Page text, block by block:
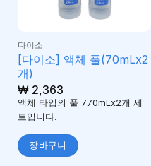
다이소
[다이소] 액체 풀(70mLx2
개)
₩2,363
액체 타입의 풀 770mLx2개 세
트입니다.
장바구니